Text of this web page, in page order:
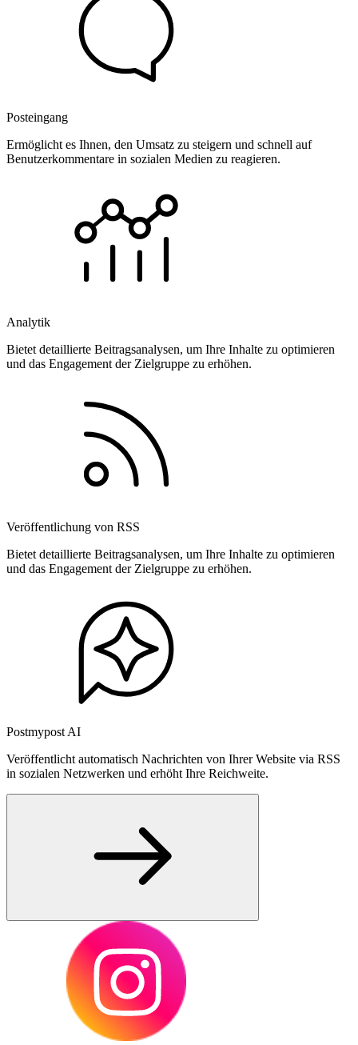
Posteingang
Ermöglicht es Ihnen, den Umsatz zu steigern und schnell auf
Benutzerkommentare in sozialen Medien zu reagieren.
Analytik
Bietet detaillierte Beitragsanalysen, um Ihre Inhalte zu optimieren
und das Engagement der Zielgruppe zu erhöhen.
Veröffentlichung von RSS
Bietet detaillierte Beitragsanalysen, um Ihre Inhalte zu optimieren
und das Engagement der Zielgruppe zu erhöhen.
Postmypost AI
Veröffentlicht automatisch Nachrichten von Ihrer Website via RSS
in sozialen Netzwerken und erhöht Ihre Reichweite.